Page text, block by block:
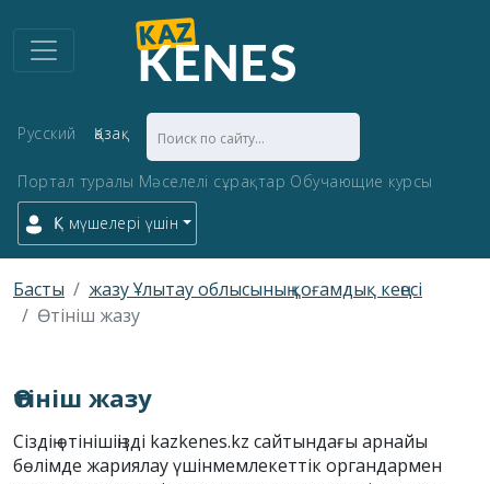
Русский Қазақ
Портал туралы Мәселелі сұрақтар Обучающие курсы
ҚК мүшелері үшін
Басты
жазу Ұлытау облысының қоғамдық кеңесі
Өтініш жазу
Өтініш жазу
Сіздің өтінішіңізді kazkenes.kz сайтындағы арнайы
бөлімде жариялау үшінмемлекеттік органдармен